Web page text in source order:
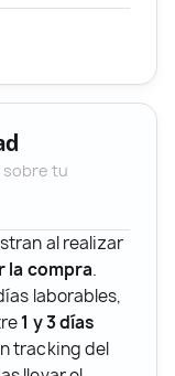
sobre tu
al realizar
la compra.
laborables,
1 y 3 días
tracking del